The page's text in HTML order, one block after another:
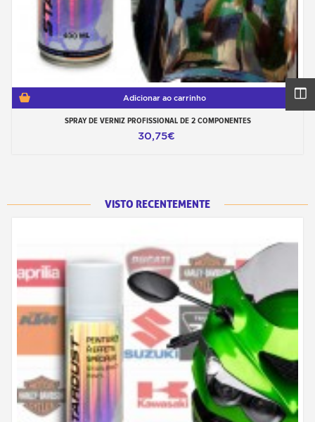
Adicionar ao carrinho
SPRAY DE VERNIZ PROFISSIONAL DE 2 COMPONENTES
30,75€
VISTO RECENTEMENTE